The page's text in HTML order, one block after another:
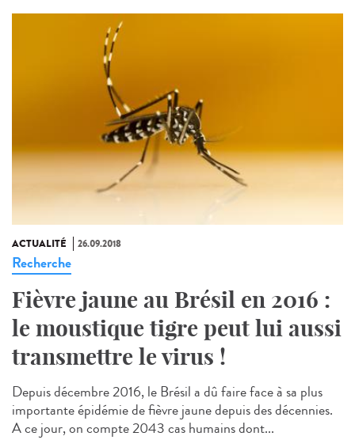
ACTUALITÉ 26.09.2018
Recherche
Fièvre jaune au Brésil en 2016 :
le moustique tigre peut lui aussi
transmettre le virus !
Depuis décembre 2016, le Brésil a dû faire face à sa plus
importante épidémie de fièvre jaune depuis des décennies.
A ce jour, on compte 2043 cas humains dont...